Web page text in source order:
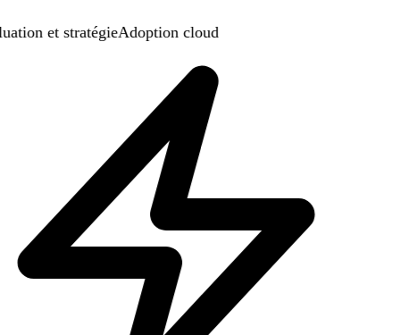
et stratégieAdoption cloud